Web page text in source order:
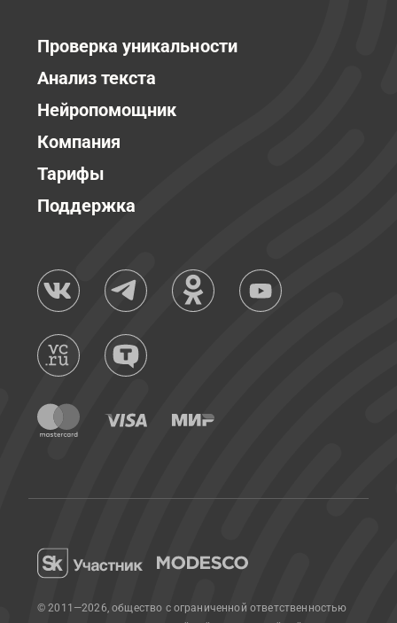
Проверка уникальности
Анализ текста
Нейропомощник
Компания
Тарифы
Поддержка
© 2011—2026, общество с ограниченной ответственностью